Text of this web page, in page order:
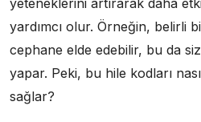
yardımcı olur. Örneğin, belirli
cephane elde edebilir, bu da
yapar. Peki, bu hile kodları
sağlar?